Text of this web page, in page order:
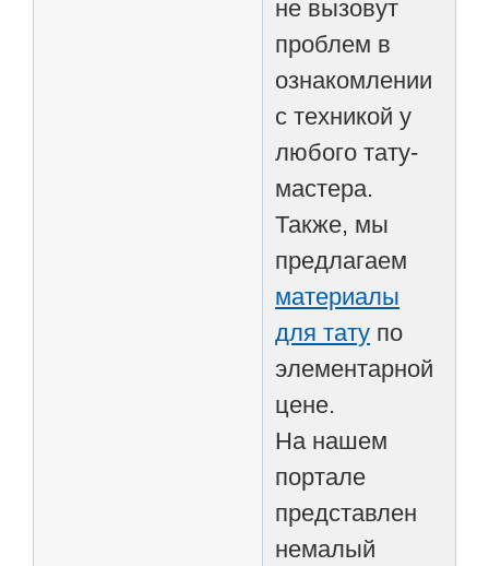
не вызовут
проблем в
ознакомлении
с техникой у
любого тату-
мастера.
Также, мы
предлагаем
материалы
для тату по
элементарной
цене.
На нашем
портале
представлен
немалый